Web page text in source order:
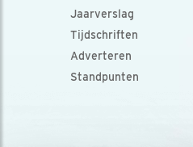
Jaarverslag
Tijdschriften
Adverteren
Standpunten